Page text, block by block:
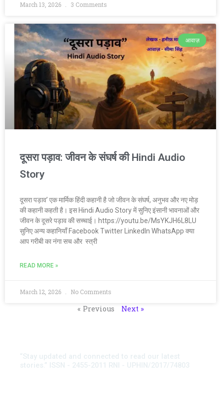
March 13, 2026 3 Comments
आवाज़
दूसरा पड़ाव: जीवन के संघर्ष की Hindi Audio
Story
दूसरा पड़ाव’ एक मार्मिक हिंदी कहानी है जो जीवन के संघर्ष, अनुभव और नए मोड़
की कहानी कहती है। इस Hindi Audio Story में सुनिए इंसानी भावनाओं और
जीवन के दूसरे पड़ाव की सच्चाई। https://youtu.be/MsYKJH6L8LU
सुनिए अन्य कहानियाँ Facebook Twitter LinkedIn WhatsApp क्या
आप गरीबी का नंगा सच और स्त्री
READ MORE »
March 12, 2026 No Comments
« Previous Next »
“Stay updated and connected to read our latest
stories.” ISSN - 2455-2011 RNI - UPHIN/2017/74803